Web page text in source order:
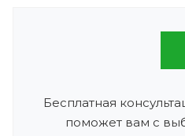
Бесплатная
поможет вам с